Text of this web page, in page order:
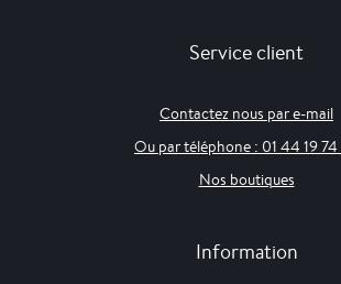
Service client
Contactez nous par e-mail
Ou par téléphone : 01 44 19
Nos boutiques
Information